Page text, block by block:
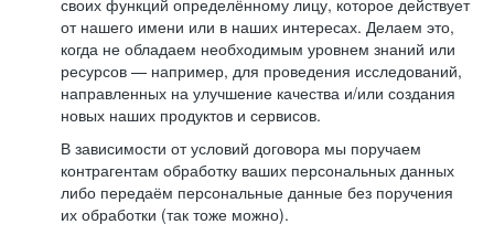
своих функций определённому лицу, которое действует
от нашего имени или в наших интересах. Делаем это,
когда не обладаем необходимым уровнем знаний или
ресурсов — например, для проведения исследований,
направленных на улучшение качества и/или создания
новых наших продуктов и сервисов.
В зависимости от условий договора мы поручаем
контрагентам обработку ваших персональных данных
либо передаём персональные данные без поручения
их обработки (так тоже можно).